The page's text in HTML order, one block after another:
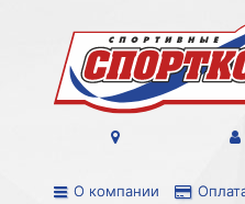
О компании